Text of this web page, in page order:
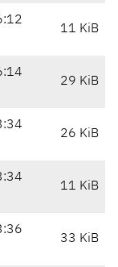
11 KiB
29 KiB
26 KiB
11 KiB
33 KiB